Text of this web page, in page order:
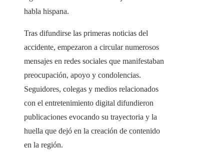
habla hispana.
Tras difundirse las primeras noticias del
accidente, empezaron a circular numerosos
mensajes en redes sociales que manifestaban
preocupación, apoyo y condolencias.
Seguidores, colegas y medios relacionados
con el entretenimiento digital difundieron
publicaciones evocando su trayectoria y la
huella que dejó en la creación de contenido
en la región.